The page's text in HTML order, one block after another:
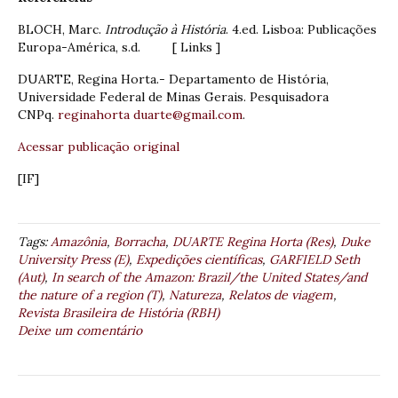
BLOCH, Marc. Introdução à História. 4.ed. Lisboa: Publicações
Europa-América, s.d. [ Links ]
DUARTE, Regina Horta.- Departamento de História,
Universidade Federal de Minas Gerais. Pesquisadora
CNPq. reginahorta duarte@gmail.com.
Acessar publicação original
[IF]
Tags:Amazônia, Borracha, DUARTE Regina Horta (Res), Duke
University Press (E), Expedições científicas, GARFIELD Seth
(Aut), In search of the Amazon: Brazil/the United States/and
the nature of a region (T), Natureza, Relatos de viagem,
Revista Brasileira de História (RBH)
Deixe um comentário